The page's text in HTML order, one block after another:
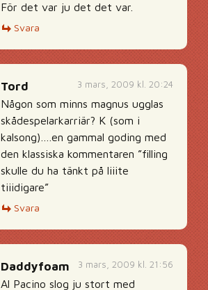
För det var ju det det var.
Svara
3 mars, 2009 kl. 20:24
Tord
Någon som minns magnus ugglas
skådespelarkarriär? K (som i
kalsong)….en gammal goding med
den klassiska kommentaren ”filling
skulle du ha tänkt på liiite
tiiidigare”
Svara
3 mars, 2009 kl. 21:56
Daddyfoam
Al Pacino slog ju stort med